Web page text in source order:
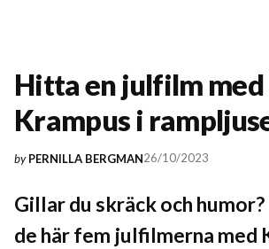
Hitta en julfilm med
Krampus i
by PERNILLA BERGMAN26/10/2023
Gillar du skräck och
de här fem julfilmerna med